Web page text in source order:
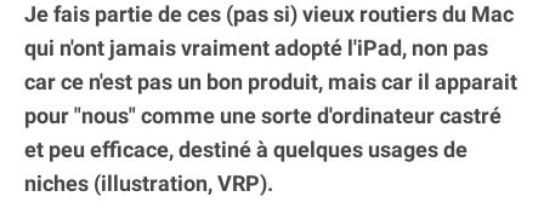
Je fais partie de ces (pas si) vieux routiers du Mac
qui n'ont jamais vraiment adopté l'iPad, non pas
car ce n'est pas un bon produit, mais car il apparait
pour "nous" comme une sorte d'ordinateur castré
et peu efficace, destiné à quelques usages de
niches (illustration, VRP).